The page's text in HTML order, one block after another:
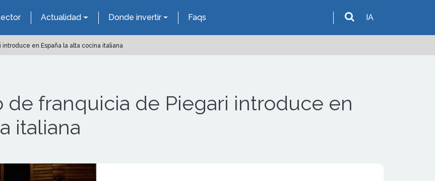
Actualidad Donde invertir Faqs IA
en España la alta cocina italiana
de franquicia de Piegari introduce en
italiana